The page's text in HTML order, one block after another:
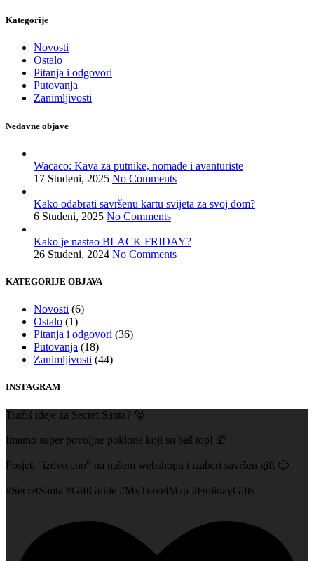
Kategorije
Novosti
Ostalo
Pitanja i odgovori
Putovanja
Zanimljivosti
Nedavne objave
Wacaco: Kava za putnike, nomade i avanturiste
17 Studeni, 2025 No Comments
Kako odabrati savršenu kartu svijeta za svoj dom?
6 Studeni, 2025 No Comments
Kako je nastao BLACK FRIDAY?
26 Studeni, 2024 No Comments
KATEGORIJE OBJAVA
Novosti (6)
Ostalo (1)
Pitanja i odgovori (36)
Putovanja (18)
Zanimljivosti (44)
INSTAGRAM
Tražiš ideje za Secret Santa? 🎅
Imamo super povoljne poklone koji su baš top! 🎁
Posjeti "izdvojeno" na našem webshopu i izaberi savršen gift 🙂
#SecretSanta #GiftGuide #MyTravelMap #HolidayGifts